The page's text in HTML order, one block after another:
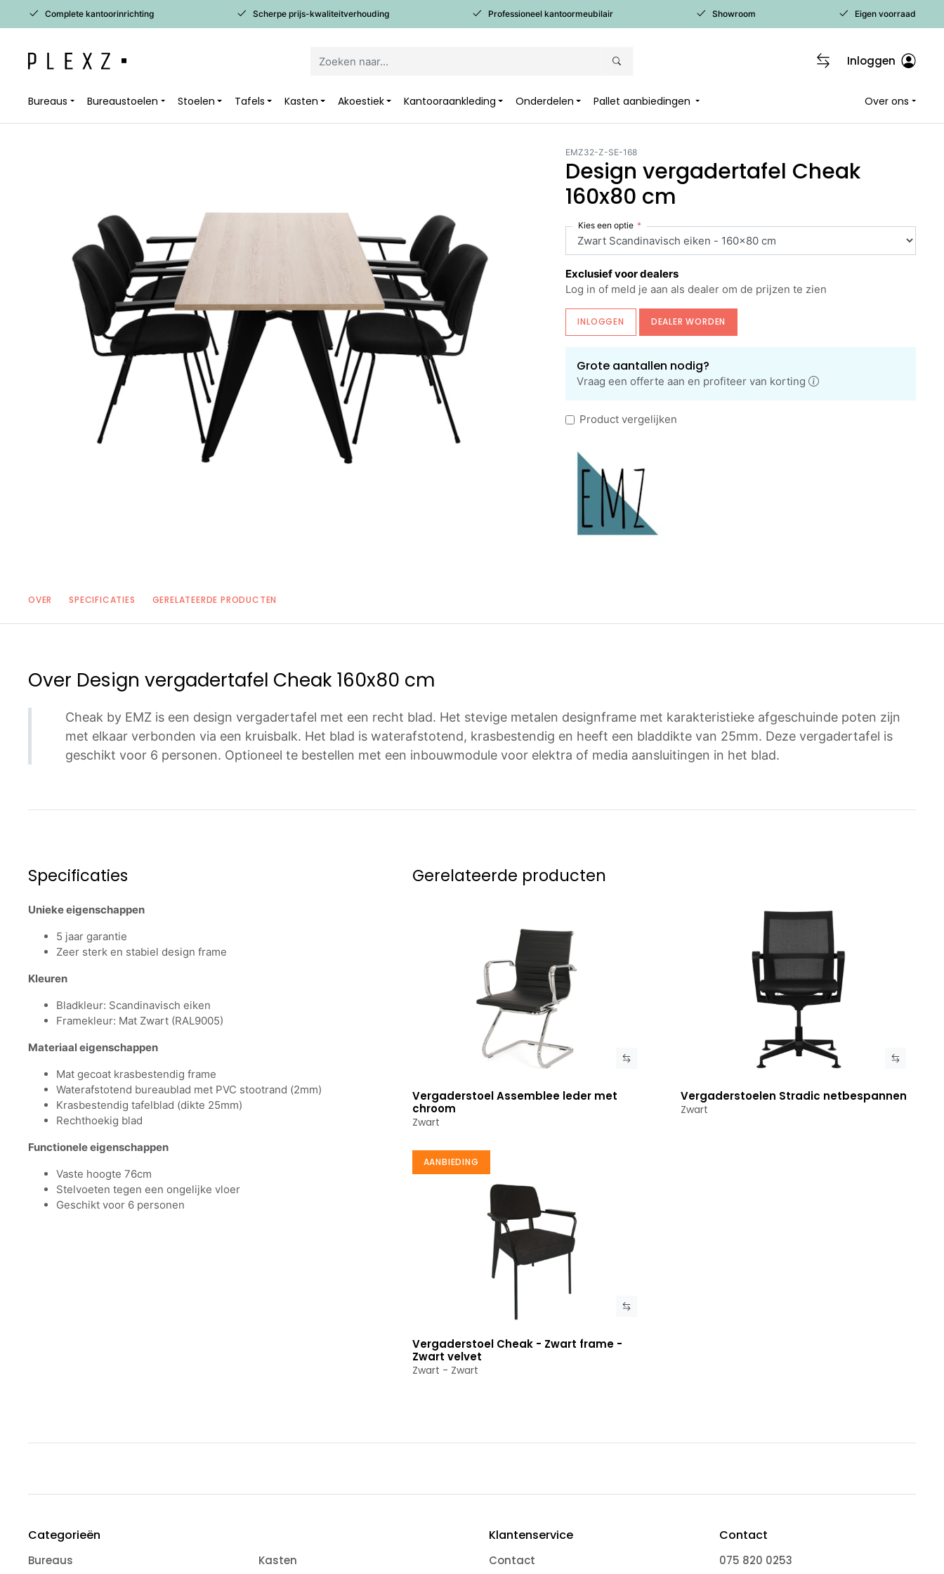
Complete kantoorinrichting Scherpe prijs-kwaliteitverhouding Professioneel kantoormeubilair Showroom Eigen voorraad
Inloggen
Bureaus Bureaustoelen Stoelen Tafels Kasten Akoestiek Kantooraankleding Onderdelen Pallet aanbiedingen Over ons
EMZ32-Z-SE-168
Design vergadertafel Cheak
160x80 cm
Kies een optie
Exclusief voor dealers
Log in of meld je aan als dealer om de prijzen te zien
INLOGGEN DEALER WORDEN
Grote aantallen nodig?
Vraag een offerte aan en profiteer van korting
Product vergelijken
OVER SPECIFICATIES GERELATEERDE PRODUCTEN
Over Design vergadertafel Cheak 160x80 cm
Cheak by EMZ is een design vergadertafel met een recht blad. Het stevige metalen designframe met karakteristieke afgeschuinde poten zijn
met elkaar verbonden via een kruisbalk. Het blad is waterafstotend, krasbestendig en heeft een bladdikte van 25mm. Deze vergadertafel is
geschikt voor 6 personen. Optioneel te bestellen met een inbouwmodule voor elektra of media aansluitingen in het blad.
Specificaties
Unieke eigenschappen
5 jaar garantie
Zeer sterk en stabiel design frame
Kleuren
Bladkleur: Scandinavisch eiken
Framekleur: Mat Zwart (RAL9005)
Materiaal eigenschappen
Mat gecoat krasbestendig frame
Waterafstotend bureaublad met PVC stootrand (2mm)
Krasbestendig tafelblad (dikte 25mm)
Rechthoekig blad
Functionele eigenschappen
Vaste hoogte 76cm
Stelvoeten tegen een ongelijke vloer
Geschikt voor 6 personen
Gerelateerde producten
Bekijk product
Vergaderstoel Assemblee leder met
chroom
Zwart
Bekijk product
Vergaderstoelen Stradic netbespannen
Zwart
AANBIEDING
Bekijk product
Vergaderstoel Cheak - Zwart frame -
Zwart velvet
Zwart - Zwart
Categorieën
Bureaus Kasten
Klantenservice
Contact
Contact
075 820 0253